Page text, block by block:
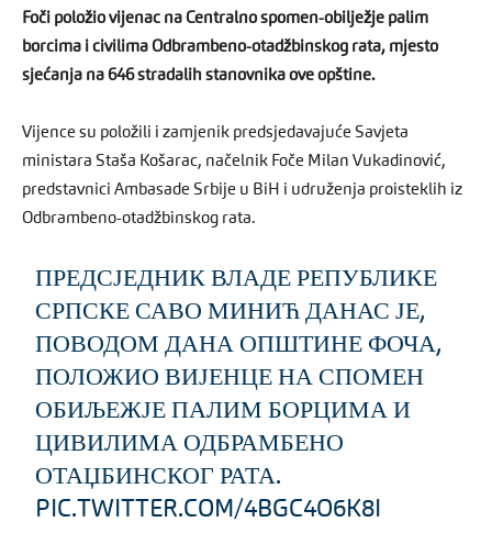
Foči položio vijenac na Centralno spomen-obilježje palim
borcima i civilima Odbrambeno-otadžbinskog rata, mjesto
sjećanja na 646 stradalih stanovnika ove opštine.
Vijence su položili i zamjenik predsjedavajuće Savjeta
ministara Staša Košarac, načelnik Foče Milan Vukadinović,
predstavnici Ambasade Srbije u BiH i udruženja proisteklih iz
Odbrambeno-otadžbinskog rata.
ПРЕДСЈЕДНИК ВЛАДЕ РЕПУБЛИКЕ
СРПСКЕ САВО МИНИЋ ДАНАС ЈЕ,
ПОВОДОМ ДАНА ОПШТИНЕ ФОЧА,
ПОЛОЖИО ВИЈЕНЦЕ НА СПОМЕН
ОБИЉЕЖЈЕ ПАЛИМ БОРЦИМА И
ЦИВИЛИМА ОДБРАМБЕНО
ОТАЏБИНСКОГ РАТА.
PIC.TWITTER.COM/4BGC4O6K8I